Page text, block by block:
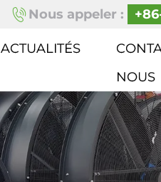
Nous appeler :
ACTUALITÉS
NOUS